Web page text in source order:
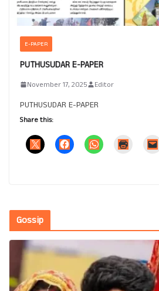
E-PAPER
PUTHUSUDAR E-PAPER
November 17, 2025 Editor
PUTHUSUDAR E-PAPER
Share this:
Gossip